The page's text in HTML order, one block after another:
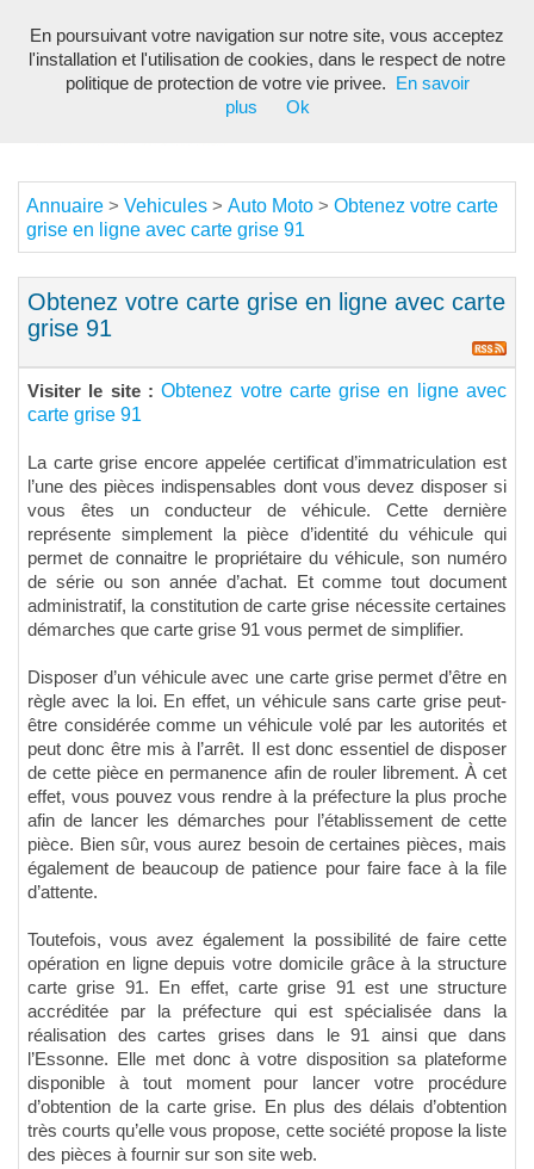
Annuaire > Vehicules > Auto Moto > Obtenez votre carte
grise en ligne avec carte grise 91
Obtenez votre carte grise en ligne avec carte
grise 91
Visiter le site :Obtenez votre carte grise en ligne avec
carte grise 91
La carte grise encore appelée certificat d’immatriculation est
l’une des pièces indispensables dont vous devez disposer si
vous êtes un conducteur de véhicule. Cette dernière
représente simplement la pièce d’identité du véhicule qui
permet de connaitre le propriétaire du véhicule, son numéro
de série ou son année d’achat. Et comme tout document
administratif, la constitution de carte grise nécessite certaines
démarches que carte grise 91 vous permet de simplifier.
Disposer d’un véhicule avec une carte grise permet d’être en
règle avec la loi. En effet, un véhicule sans carte grise peut-
être considérée comme un véhicule volé par les autorités et
peut donc être mis à l’arrêt. Il est donc essentiel de disposer
de cette pièce en permanence afin de rouler librement. À cet
effet, vous pouvez vous rendre à la préfecture la plus proche
afin de lancer les démarches pour l’établissement de cette
pièce. Bien sûr, vous aurez besoin de certaines pièces, mais
également de beaucoup de patience pour faire face à la file
d’attente.
Toutefois, vous avez également la possibilité de faire cette
opération en ligne depuis votre domicile grâce à la structure
carte grise 91. En effet, carte grise 91 est une structure
accréditée par la préfecture qui est spécialisée dans la
réalisation des cartes grises dans le 91 ainsi que dans
l’Essonne. Elle met donc à votre disposition sa plateforme
disponible à tout moment pour lancer votre procédure
d’obtention de la carte grise. En plus des délais d’obtention
très courts qu’elle vous propose, cette société propose la liste
des pièces à fournir sur son site web.
En poursuivant votre navigation sur notre site, vous acceptez
l'installation et l'utilisation de cookies, dans le respect de notre
politique de protection de votre vie privee.
En savoir
plus
Ok